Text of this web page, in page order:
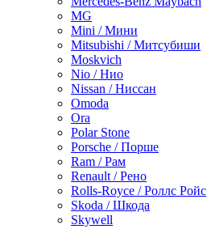
MG
Mini / Мини
Mitsubishi / Митсубиши
Moskvich
Nio / Нио
Nissan / Ниссан
Omoda
Ora
Polar Stone
Porsche / Порше
Ram / Рам
Renault / Рено
Rolls-Royce / Роллс Ройс
Skoda / Шкода
Skywell